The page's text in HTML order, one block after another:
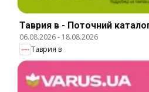
Таврия в - Поточний
06.08.2026- 18.08.2026
Таврия в